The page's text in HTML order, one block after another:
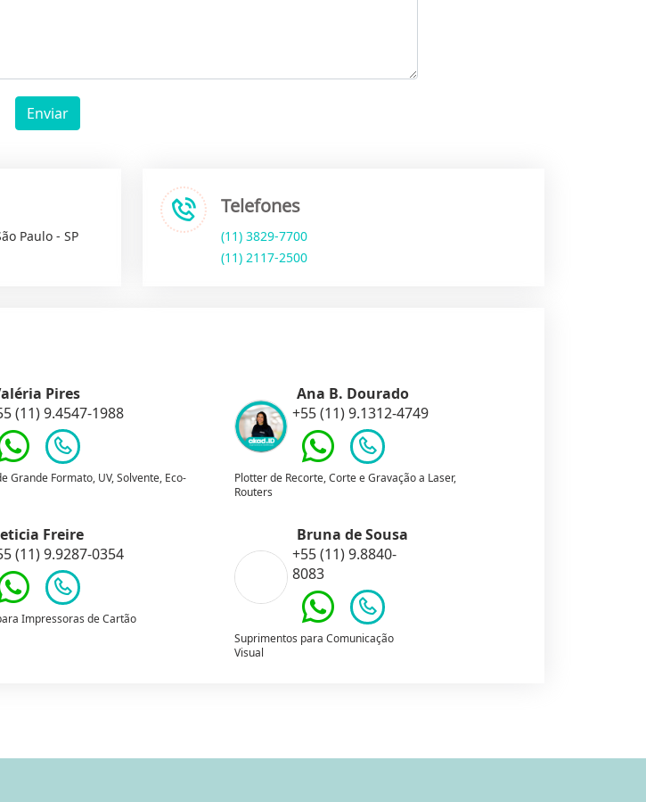
Enviar
Paulo - SP
Telefones
(11) 3829-7700
(11) 2117-2500
Pires
(11) 9.4547-1988
Grande Formato, UV, Solvente, Eco-
Ana B. Dourado
+55 (11) 9.1312-4749
Plotter de Recorte, Corte e Gravação a Laser,
Routers
Freire
(11) 9.9287-0354
Impressoras de Cartão
Bruna de Sousa
+55 (11) 9.8840-
8083
Suprimentos para Comunicação
Visual